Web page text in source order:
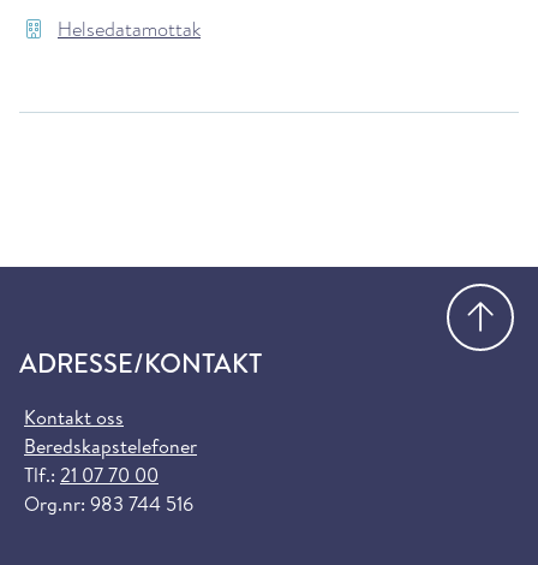
Helsedatamottak
ADRESSE/KONTAKT
Kontakt oss
Beredskapstelefoner
Tlf.: 21 07 70 00
Org.nr: 983 744 516